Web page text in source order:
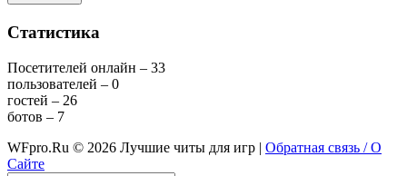
Статистика
Посетителей онлайн – 33
пользователей – 0
гостей – 26
ботов – 7
WFpro.Ru © 2026 Лучшие читы для игр | Обратная связь / О
Сайте